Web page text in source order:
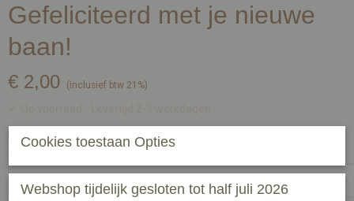
Gefeliciteerd met je nieuwe
baan!
€ 2,00 (inclusief btw 21%)
Handgeschreven tekst op achterzijde kaart (zwart fineliner) voor
Cookies toestaan Opties
Webshop tijdelijk gesloten tot half juli 2026